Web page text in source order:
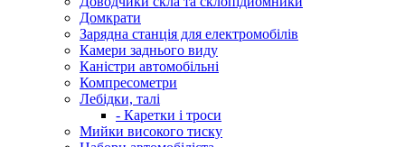
Домкрати
Зарядна станція для електромобілів
Камери заднього виду
Каністри автомобільні
Компресометри
Лебідки, талі
- Каретки і троси
Мийки високого тиску